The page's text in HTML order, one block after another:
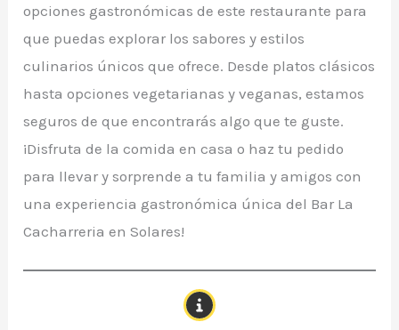
opciones gastronómicas de este restaurante para
que puedas explorar los sabores y estilos
culinarios únicos que ofrece. Desde platos clásicos
hasta opciones vegetarianas y veganas, estamos
seguros de que encontrarás algo que te guste.
¡Disfruta de la comida en casa o haz tu pedido
para llevar y sorprende a tu familia y amigos con
una experiencia gastronómica única del Bar La
Cacharreria en Solares!